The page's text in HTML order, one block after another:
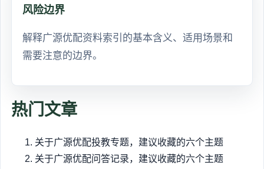
风险边界
解释广源优配资料索引的基本含义、适用场景和
需要注意的边界。
热门文章
关于广源优配投教专题，建议收藏的六个主题
关于广源优配问答记录，建议收藏的六个主题